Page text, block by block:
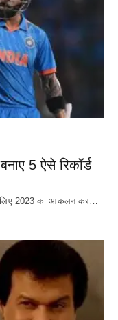
5 ऐसे रिकॉर्ड
लिए 2023 का आकलन कर…